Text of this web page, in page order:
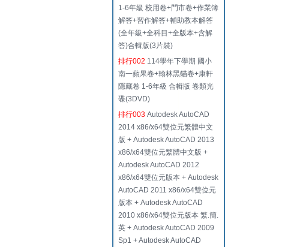
1-6年級 校用卷+門市卷+作業簿
解答+習作解答+輔助教本解答
(全年級+全科目+全版本+含解
答)合輯版(3片裝)
排行002 114學年下學期 國小
南一蘋果卷+翰林黑貓卷+康軒
隱藏卷 1-6年級 合輯版 卷類光
碟(3DVD)
排行003 Autodesk AutoCAD
2014 x86/x64雙位元繁體中文
版 + Autodesk AutoCAD 2013
x86/x64雙位元繁體中文版 +
Autodesk AutoCAD 2012
x86/x64雙位元版本 + Autodesk
AutoCAD 2011 x86/x64雙位元
版本 + Autodesk AutoCAD
2010 x86/x64雙位元版本 繁.簡.
英 + Autodesk AutoCAD 2009
Sp1 + Autodesk AutoCAD